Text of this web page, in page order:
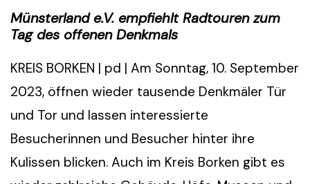
Münsterland e.V. empfiehlt Radtouren zum
Tag des offenen Denkmals
KREIS BORKEN | pd | Am Sonntag, 10. September
2023, öffnen wieder tausende Denkmäler Tür
und Tor und lassen interessierte
Besucherinnen und Besucher hinter ihre
Kulissen blicken. Auch im Kreis Borken gibt es